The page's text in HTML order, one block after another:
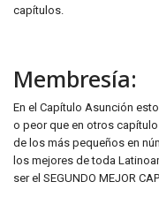
capítulos.
Membresía:
En el Capítulo Asunción
o peor que en otros
de los más pequeños en
los mejores de toda
ser el SEGUNDO MEJOR